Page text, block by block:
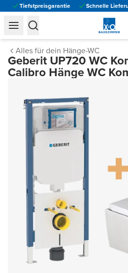
Tiefstpreisgarantie Schnelle
Alles für dein Hänge-WC
Geberit UP720 WC
Calibro Hänge WC